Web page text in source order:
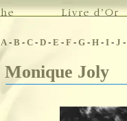
A- B - C - D - E - F - G - H - I - J -
Monique Joly